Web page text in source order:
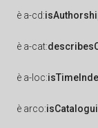
è a-cd:
è a-cat:
è a-loc:
è arco: